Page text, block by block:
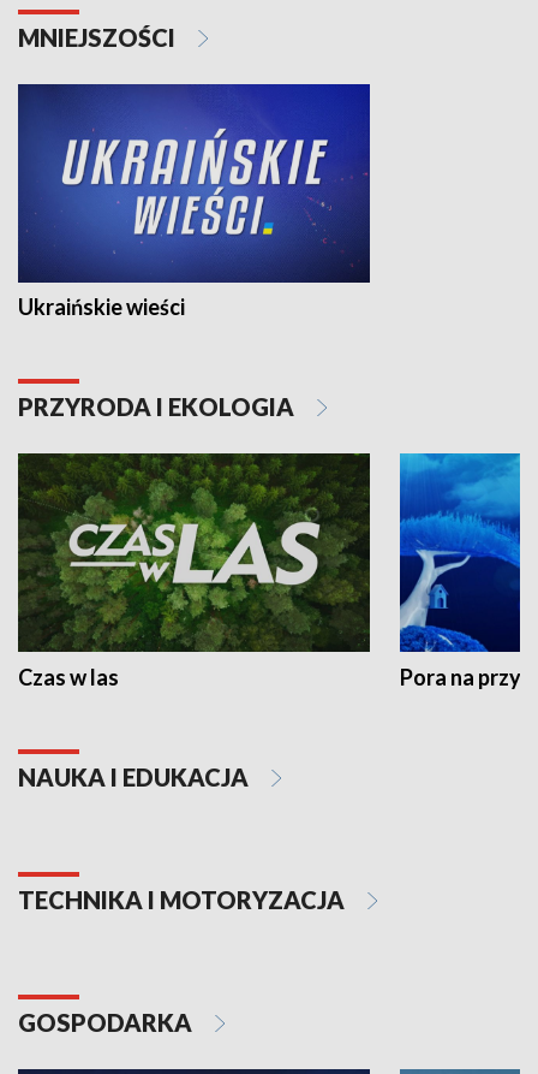
MNIEJSZOŚCI
Ukraińskie wieści
PRZYRODA I EKOLOGIA
Czas w las Pora na
NAUKA I EDUKACJA
TECHNIKA I MOTORYZACJA
GOSPODARKA